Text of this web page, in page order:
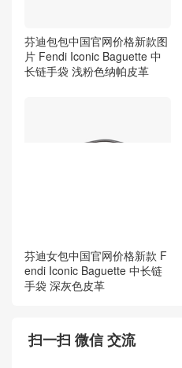
芬迪包包中国官网价格新款图
片 Fendi Iconic Baguette 中
长链手袋 浅粉色纳帕皮革
芬迪女包中国官网价格新款 F
endi Iconic Baguette 中长链
手袋 深灰色皮革
扫一扫 微信 交流